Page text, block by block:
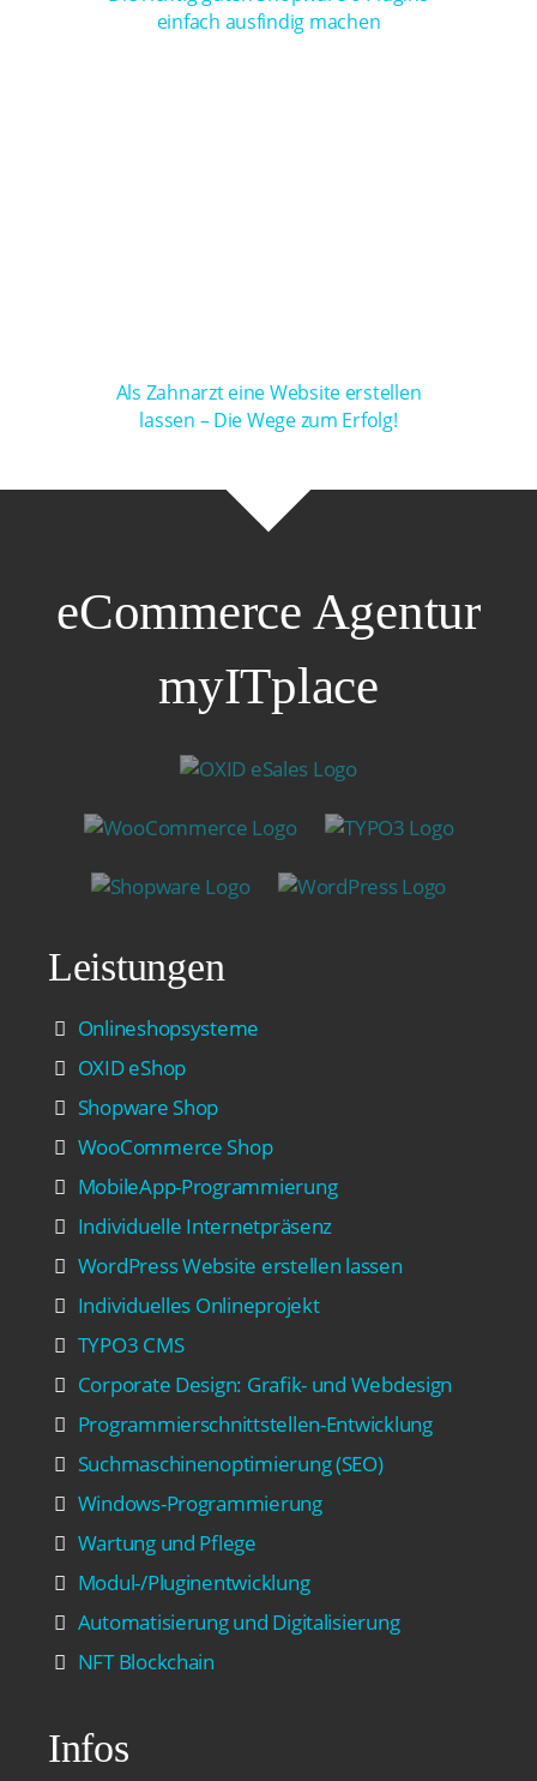
einfach ausfindig machen
Als Zahnarzt eine Website erstellen
lassen – Die Wege zum Erfolg!
eCommerce Agentur
myITplace
Leistungen
Onlineshopsysteme
OXID eShop
Shopware Shop
WooCommerce Shop
MobileApp-Programmierung
Individuelle Internetpräsenz
WordPress Website erstellen lassen
Individuelles Onlineprojekt
TYPO3 CMS
Corporate Design: Grafik- und Webdesign
Programmierschnittstellen-Entwicklung
Suchmaschinenoptimierung (SEO)
Windows-Programmierung
Wartung und Pflege
Modul-/Pluginentwicklung
Automatisierung und Digitalisierung
NFT Blockchain
Infos